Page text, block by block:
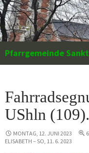
Zum
Inhalt
springen
Pfarrgemeinde
UShln
MONTAG, 12. JUNI 2023
ELISABETH – SO, 11. 6. 2023